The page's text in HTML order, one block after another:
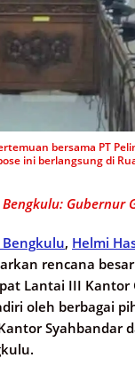
bersama PT
ini berlangsung di
Gubernur
, Helmi
rencana
Lantai III
oleh berbagai
Syahbandar